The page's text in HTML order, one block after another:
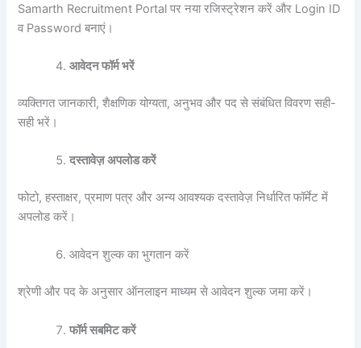
Samarth Recruitment Portal पर नया रजिस्ट्रेशन करें और Login ID
व Password बनाएं।
आवेदन फॉर्म भरें
व्यक्तिगत जानकारी, शैक्षणिक योग्यता, अनुभव और पद से संबंधित विवरण सही-
सही भरें।
दस्तावेज़ अपलोड करें
फोटो, हस्ताक्षर, प्रमाण पत्र और अन्य आवश्यक दस्तावेज़ निर्धारित फॉर्मेट में
अपलोड करें।
आवेदन शुल्क का भुगतान करें
श्रेणी और पद के अनुसार ऑनलाइन माध्यम से आवेदन शुल्क जमा करें।
फॉर्म सबमिट करें